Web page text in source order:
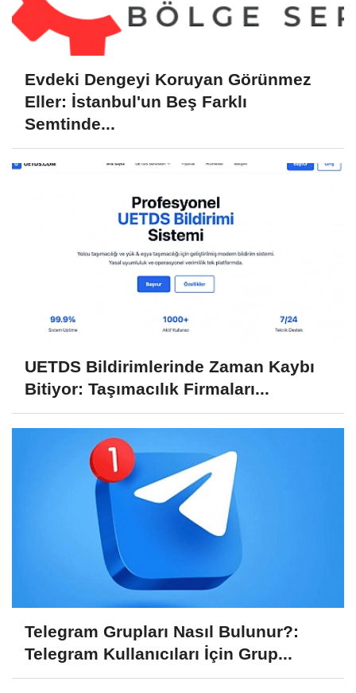
Evdeki Dengeyi Koruyan Görünmez
Eller: İstanbul'un Beş Farklı
Semtinde...
UETDS Bildirimlerinde Zaman Kaybı
Bitiyor: Taşımacılık Firmaları...
Telegram Grupları Nasıl Bulunur?:
Telegram Kullanıcıları İçin Grup...